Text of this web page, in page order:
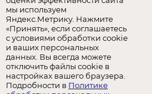
Наши бренды:
8 Марта Селекта
мы используем
Яндекс.Метрику. Нажмите
«Принять», если соглашаетесь
с условиями обработки cookie
и ваших персональных
данных. Вы всегда можете
отключить файлы cookie в
настройках вашего браузера.
Подробности в Политике